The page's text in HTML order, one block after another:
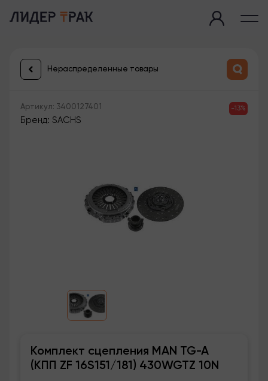
Нераспределенные товары
Артикул: 3400127401
Бренд: SACHS
-13%
Комплект сцепления MAN TG-A
(КПП ZF 16S151/181) 430WGTZ 10N